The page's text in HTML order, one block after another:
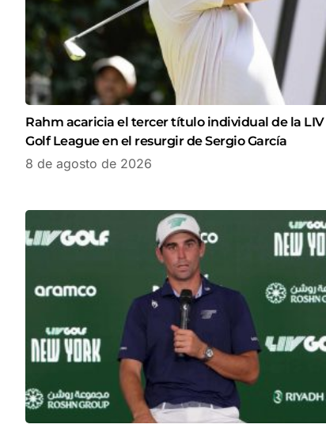
Rahm acaricia el tercer título individual de la LIV
Golf League en el resurgir de Sergio García
8 de agosto de 2026